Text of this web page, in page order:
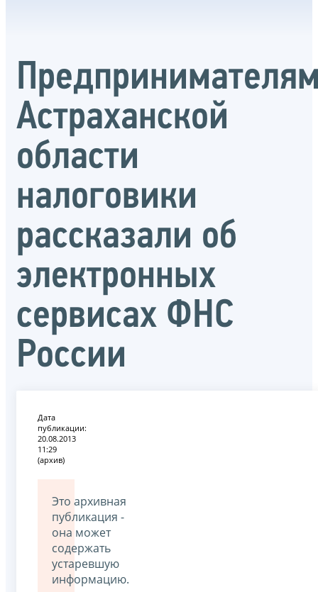
Астраханской
области
налоговики
рассказали об
электронных
сервисах ФНС
России
Дата
публикации:
20.08.2013
11:29
(архив)
Это архивная
публикация -
она может
содержать
устаревшую
информацию.